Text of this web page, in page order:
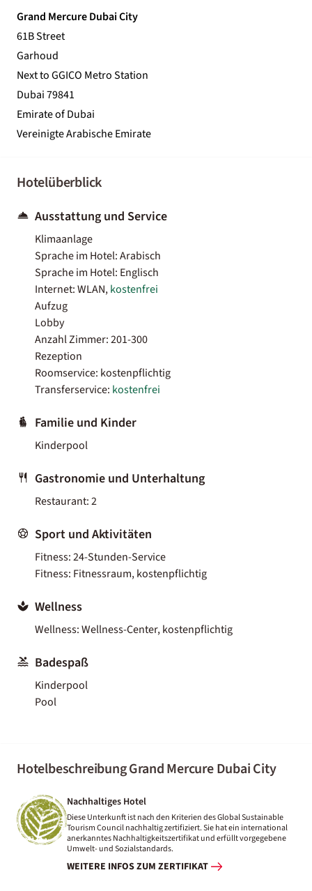
Grand Mercure Dubai City
61B Street
Garhoud
Next to GGICO Metro Station
Dubai 79841
Emirate of Dubai
Vereinigte Arabische Emirate
Hotelüberblick
Ausstattung und Service
Klimaanlage
Sprache im Hotel: Arabisch
Sprache im Hotel: Englisch
Internet: WLAN,kostenfrei
Aufzug
Lobby
Anzahl Zimmer: 201-300
Rezeption
Roomservice: kostenpflichtig
Transferservice: kostenfrei
Familie und Kinder
Kinderpool
Gastronomie und Unterhaltung
Restaurant: 2
Sport und Aktivitäten
Fitness: 24-Stunden-Service
Fitness: Fitnessraum, kostenpflichtig
Wellness
Wellness: Wellness-Center, kostenpflichtig
Badespaß
Kinderpool
Pool
Hotelbeschreibung Grand Mercure Dubai City
Nachhaltiges Hotel
Diese Unterkunft ist nach den Kriterien des Global Sustainable
Tourism Council nachhaltig zertifiziert. Sie hat ein international
anerkanntes Nachhaltigkeitszertifikat und erfüllt vorgegebene
Umwelt- und Sozialstandards.
WEITERE INFOS ZUM ZERTIFIKAT